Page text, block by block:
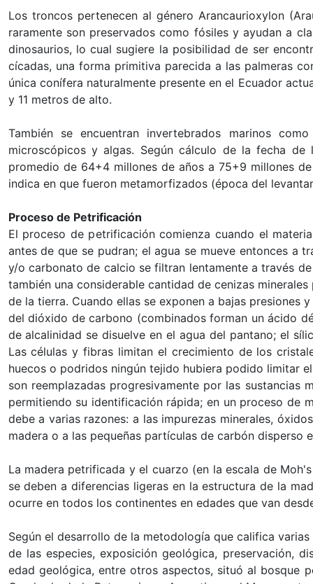
Los troncos pertenecen al género Arancaurioxylon
raramente son preservados como fósiles y ayudan a
dinosaurios, lo cual sugiere la posibilidad de ser
cícadas, una forma primitiva parecida a las palmeras
única conífera naturalmente presente en el Ecuador
y 11 metros de alto.
También se encuentran invertebrados marinos
microscópicos y algas. Según cálculo de la fecha
promedio de 64+4 millones de años a 75+9 millones
indica en que fueron metamorfizados (época del
Proceso de Petrificación
El proceso de petrificación comienza cuando el
antes de que se pudran; el agua se mueve entonces a
y/o carbonato de calcio se filtran lentamente a través
también una considerable cantidad de cenizas
de la tierra. Cuando ellas se exponen a bajas presiones
del dióxido de carbono (combinados forman un ácido
de alcalinidad se disuelve en el agua del pantano; el
Las células y fibras limitan el crecimiento de los
huecos o podridos ningún tejido hubiera podido limitar
son reemplazadas progresivamente por las sustancias
permitiendo su identificación rápida; en un proceso de
debe a varias razones: a las impurezas minerales,
madera o a las pequeñas partículas de carbón disperso
La madera petrificada y el cuarzo (en la escala de
se deben a diferencias ligeras en la estructura de la
ocurre en todos los continentes en edades que van
Según el desarrollo de la metodología que califica
de las especies, exposición geológica, preservación,
edad geológica, entre otros aspectos, situó al bosque